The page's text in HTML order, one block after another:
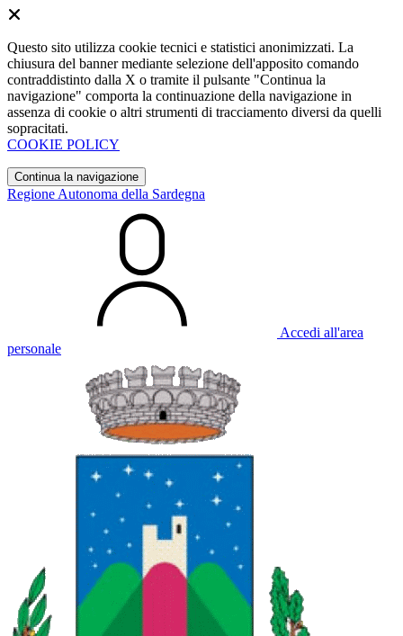
Questo sito utilizza cookie tecnici e statistici anonimizzati. La
chiusura del banner mediante selezione dell'apposito comando
contraddistinto dalla X o tramite il pulsante "Continua la
navigazione" comporta la continuazione della navigazione in
assenza di cookie o altri strumenti di tracciamento diversi da quelli
sopracitati.
COOKIE POLICY
Continua la navigazione
Regione Autonoma della Sardegna
Accedi all'area
personale